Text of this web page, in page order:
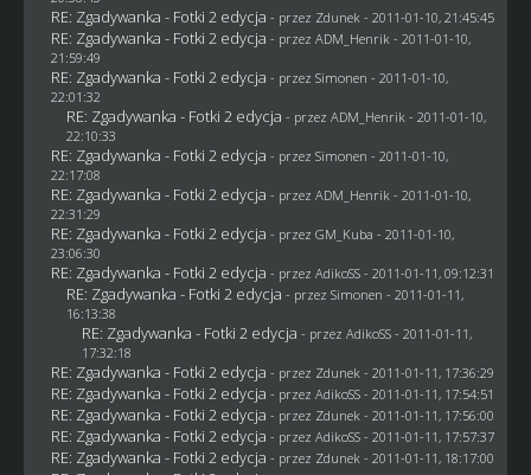
RE: Zgadywanka - Fotki 2 edycja - przez Zdunek - 2011-01-10, 21:45:45
RE: Zgadywanka - Fotki 2 edycja - przez ADM_Henrik - 2011-01-10,
21:59:49
RE: Zgadywanka - Fotki 2 edycja - przez Simonen - 2011-01-10,
22:01:32
RE: Zgadywanka - Fotki 2 edycja - przez ADM_Henrik - 2011-01-10,
22:10:33
RE: Zgadywanka - Fotki 2 edycja - przez Simonen - 2011-01-10,
22:17:08
RE: Zgadywanka - Fotki 2 edycja - przez ADM_Henrik - 2011-01-10,
22:31:29
RE: Zgadywanka - Fotki 2 edycja - przez GM_Kuba - 2011-01-10,
23:06:30
RE: Zgadywanka - Fotki 2 edycja - przez AdikoSS - 2011-01-11, 09:12:31
RE: Zgadywanka - Fotki 2 edycja - przez Simonen - 2011-01-11,
16:13:38
RE: Zgadywanka - Fotki 2 edycja - przez AdikoSS - 2011-01-11,
17:32:18
RE: Zgadywanka - Fotki 2 edycja - przez Zdunek - 2011-01-11, 17:36:29
RE: Zgadywanka - Fotki 2 edycja - przez AdikoSS - 2011-01-11, 17:54:51
RE: Zgadywanka - Fotki 2 edycja - przez Zdunek - 2011-01-11, 17:56:00
RE: Zgadywanka - Fotki 2 edycja - przez AdikoSS - 2011-01-11, 17:57:37
RE: Zgadywanka - Fotki 2 edycja - przez Zdunek - 2011-01-11, 18:17:00